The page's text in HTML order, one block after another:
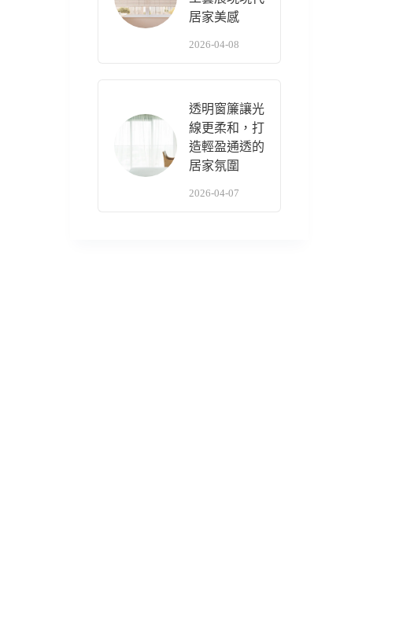
居家美感
2026-04-08
透明窗簾讓光
線更柔和，打
造輕盈通透的
居家氛圍
2026-04-07